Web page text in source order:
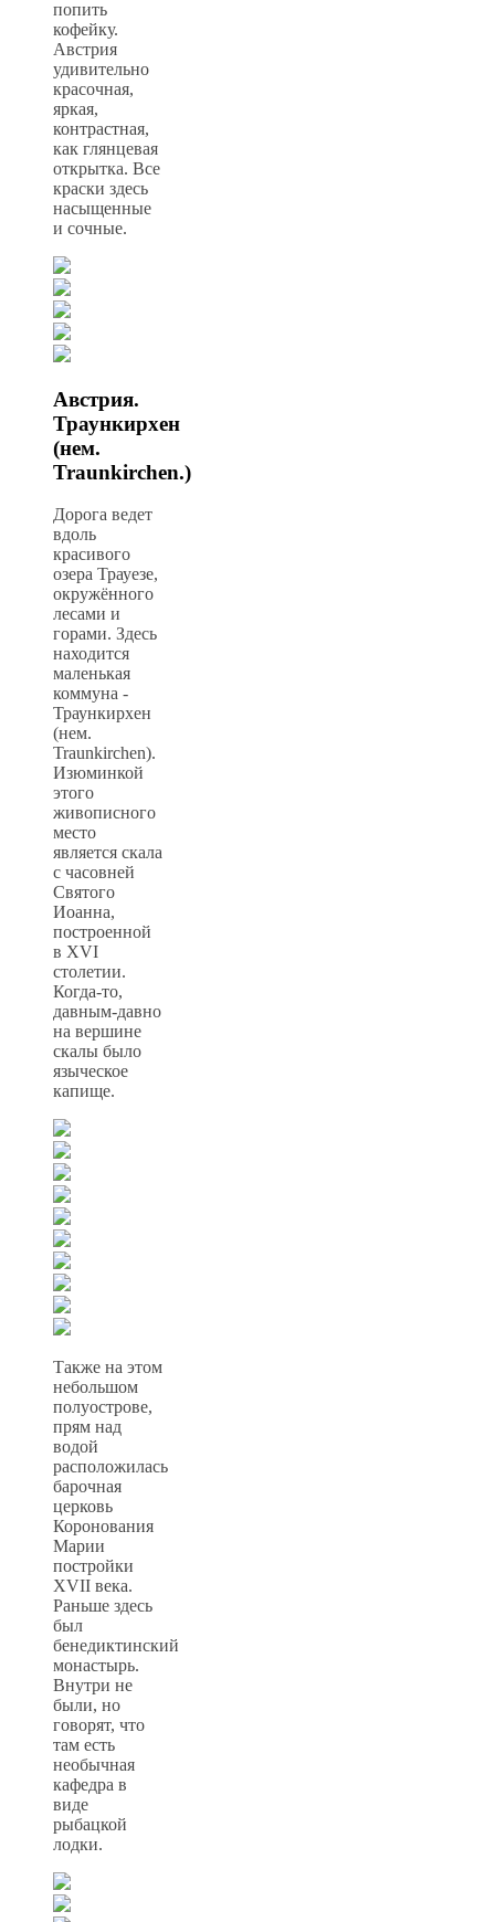
попить
кофейку.
Австрия
удивительно
красочная,
яркая,
контрастная,
как глянцевая
открытка. Все
краски здесь
насыщенные
и сочные.
Австрия.
Траункирхен
(нем.
Traunkirchen.)
Дорога ведет
вдоль
красивого
озера Трауезе,
окружённого
лесами и
горами. Здесь
находится
маленькая
коммуна -
Траункирхен
(нем.
Traunkirchen).
Изюминкой
этого
живописного
место
является скала
с часовней
Святого
Иоанна,
построенной
в XVI
столетии.
Когда-то,
давным-давно
на вершине
скалы было
языческое
капище.
Также на этом
небольшом
полуострове,
прям над
водой
расположилась
барочная
церковь
Коронования
Марии
постройки
XVII века.
Раньше здесь
был
бенедиктинский
монастырь.
Внутри не
были, но
говорят, что
там есть
необычная
кафедра в
виде
рыбацкой
лодки.